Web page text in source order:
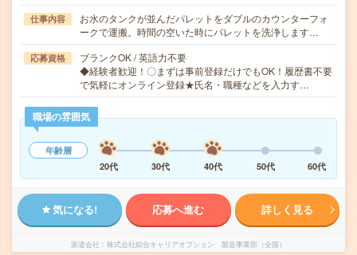
仕事内容
お水のタンクが並んだパレットをダブルのカウンターフォ
ークで運搬。時間の空いた時にパレットを洗浄します…
応募資格
ブランクOK / 英語力不要
◆経験者歓迎！〇まずは事前登録だけでもOK！履歴書不要
で気軽にオンライン登録★氏名・職種などを入力す…
職場の雰囲気
年齢層
20代
30代 40代 50代 60代
気になる! 応募へ進む 詳しく見る
派遣会社 株式会社綜合キャリアオプション 製造事業部（全国）